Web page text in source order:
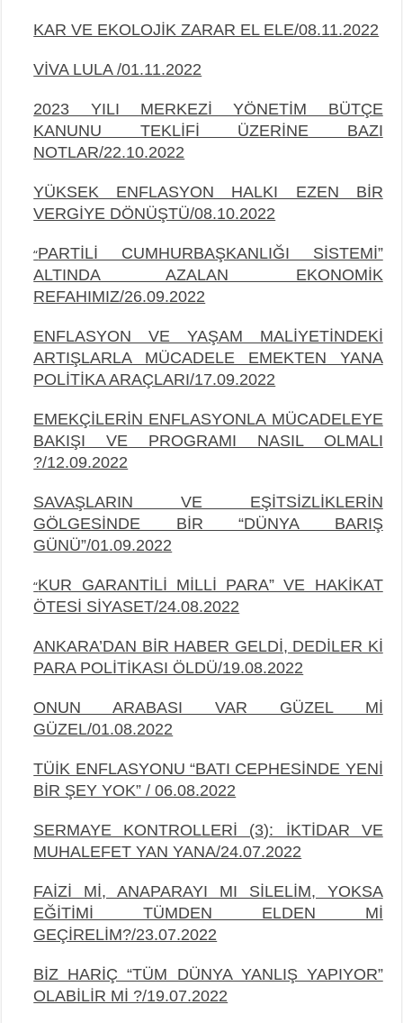
KAR VE EKOLOJİK ZARAR EL ELE/08.11.2022
VİVA LULA /01.11.2022
2023 YILI MERKEZİ YÖNETİM BÜTÇE
KANUNU TEKLİFİ ÜZERİNE BAZI
NOTLAR/22.10.2022
YÜKSEK ENFLASYON HALKI EZEN BİR
VERGİYE DÖNÜŞTÜ/08.10.2022
“PARTİLİ CUMHURBAŞKANLIĞI SİSTEMİ”
ALTINDA AZALAN EKONOMİK
REFAHIMIZ/26.09.2022
ENFLASYON VE YAŞAM MALİYETİNDEKİ
ARTIŞLARLA MÜCADELE EMEKTEN YANA
POLİTİKA ARAÇLARI/17.09.2022
EMEKÇİLERİN ENFLASYONLA MÜCADELEYE
BAKIŞI VE PROGRAMI NASIL OLMALI
?/12.09.2022
SAVAŞLARIN VE EŞİTSİZLİKLERİN
GÖLGESİNDE BİR “DÜNYA BARIŞ
GÜNÜ”/01.09.2022
“KUR GARANTİLİ MİLLİ PARA” VE HAKİKAT
ÖTESİ SİYASET/24.08.2022
ANKARA’DAN BİR HABER GELDİ, DEDİLER Kİ
PARA POLİTİKASI ÖLDÜ/19.08.2022
ONUN ARABASI VAR GÜZEL Mİ
GÜZEL/01.08.2022
TÜİK ENFLASYONU “BATI CEPHESİNDE YENİ
BİR ŞEY YOK” / 06.08.2022
SERMAYE KONTROLLERİ (3): İKTİDAR VE
MUHALEFET YAN YANA/24.07.2022
FAİZİ Mİ, ANAPARAYI MI SİLELİM, YOKSA
EĞİTİMİ TÜMDEN ELDEN Mİ
GEÇİRELİM?/23.07.2022
BİZ HARİÇ “TÜM DÜNYA YANLIŞ YAPIYOR”
OLABİLİR Mİ ?/19.07.2022